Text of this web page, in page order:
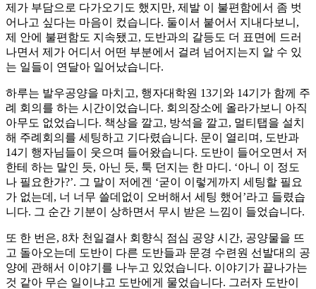
제가 부담으로 다가오기도 했지만, 제발 이 불편함에서 좀 벗
어나고 싶다는 마음이 컸습니다. 둘이서 붙어서 지내다보니,
제 안에 불편함도 지속됐고, 도반과의 갈등도 더 표면에 드러
나면서 제가 어디서 어떤 부분에서 걸려 넘어지는지 알 수 있
는 일들이 연달아 일어났습니다.
하루는 발우공양을 마치고, 행자대학원 13기와 14기가 함께 주
례 회의를 하는 시간이었습니다. 회의장소에 올라가보니 아직
아무도 없었습니다. 책상을 깔고, 방석을 깔고, 멀티탭을 설치
해 주례회의를 세팅하고 기다렸습니다. 문이 열리며, 도반과
14기 행자님들이 웃으며 들어왔습니다. 도반이 들어오면서 저
한테 하는 말인 듯, 아닌 듯, 툭 던지는 한 마디. ‘아니 이 정도
나 필요한가?’. 그 말이 저에겐 ‘굳이 이렇게까지 세팅할 필요
가 없는데, 너 너무 쓸데없이 오버해서 세팅 했어’라고 들렸습
니다. 그 순간 기분이 상하면서 무시 받은 느낌이 들었습니다.
또 한 번은, 8차 천일결사 회향식 점심 공양 시간, 공양물을 뜨
고 돌아오는데 도반이 다른 도반들과 문경 수련원 선발대의 공
양에 관해서 이야기를 나누고 있었습니다. 이야기가 끝나가는
것 같아 무슨 일이냐고 도반에게 물었습니다. 그러자 도반이